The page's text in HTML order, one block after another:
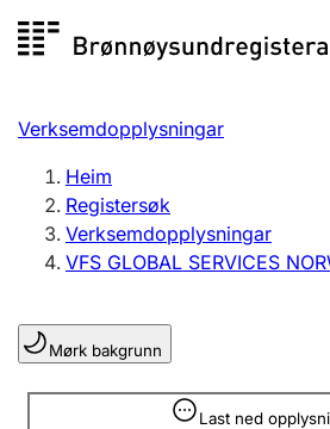
til
Registersøk
Aksjeselskap
Enkeltpersonføretak
Registrere, endre, slette
Lag og foreining
Registrere, endre, slette
Verksemdopplysningar
Heim
Registersøk
Verksemdopplysningar
VFS GLOBAL SERVICES
Mørk bakgrunn
Last ned
Opplysninger er skjult